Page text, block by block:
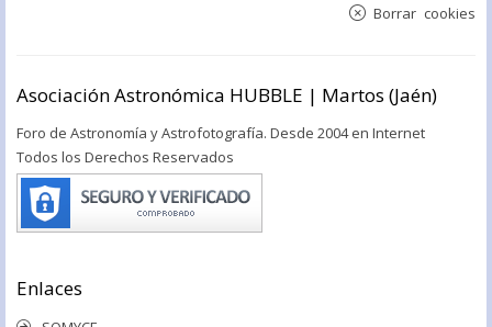
Borrar cookies
Asociación Astronómica HUBBLE | Martos (Jaén)
Foro de Astronomía y Astrofotografía. Desde 2004 en Internet
Todos los Derechos Reservados
Enlaces